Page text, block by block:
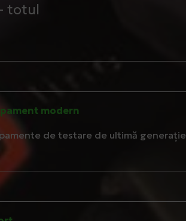
totul
modern
de testare de ultimă generație